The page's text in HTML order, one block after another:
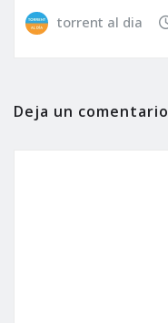
torrent al dia
Deja un comentario